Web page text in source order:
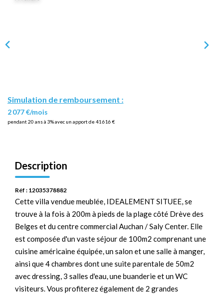
Simulation de remboursement :
2 077 €/mois
pendant 20 ans à 3% avec un apport de 41 616 €
Description
Réf : 12035378882
Cette villa vendue meublée, IDEALEMENT SITUEE, se
trouve à la fois à 200m à pieds de la plage côté Drève des
Belges et du centre commercial Auchan / Saly Center. Elle
est composée d'un vaste séjour de 100m2 comprenant une
cuisine américaine équipée, un salon et une salle à manger,
ainsi que 4 chambres dont une suite parentale de 50m2
avec dressing, 3 salles d'eau, une buanderie et un WC
visiteurs. Vous profiterez également de 2 grandes